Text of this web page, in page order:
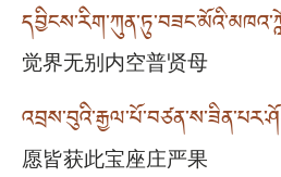
觉界无别内空普贤母
愿皆获此宝座庄严果